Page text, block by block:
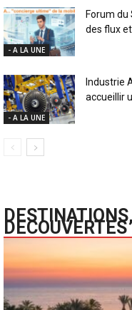
- A LA UNE
Forum du
des flux et...
- A LA UNE
Industrie
accueillir
DECOUVERTES